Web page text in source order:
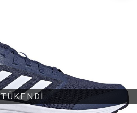
TÜKENDİ